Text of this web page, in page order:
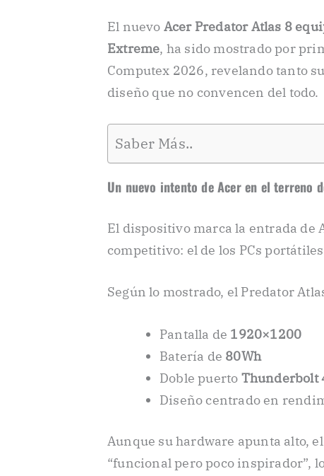
El nuevo Acer Predator Atlas 8
Extreme, ha sido mostrado por
Computex 2026, revelando tanto
diseño que no convencen del todo.
Saber Más..
Un nuevo intento de Acer en el terreno
El dispositivo marca la entrada de
competitivo: el de los PCs
Según lo mostrado, el Predator
Pantalla de 1920×1200
Batería de 80Wh
Doble puerto Thunderbolt
Diseño centrado en
Aunque su hardware apunta alto,
“funcional pero poco inspirador”,